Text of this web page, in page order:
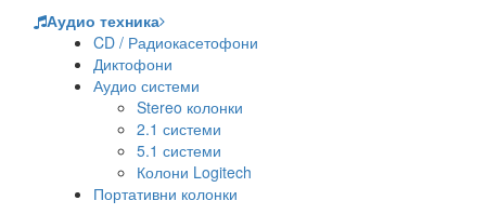
Аудио техника
CD / Радиокасетофони
Диктофони
Аудио системи
Stereo колонки
2.1 системи
5.1 системи
Колони Logitech
Портативни колонки